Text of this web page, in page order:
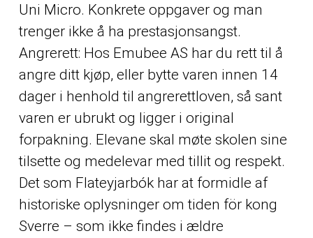
Uni Micro. Konkrete oppgaver og man
trenger ikke å ha prestasjonsangst.
Angrerett: Hos Emubee AS har du rett til å
angre ditt kjøp, eller bytte varen innen 14
dager i henhold til angrerettloven, så sant
varen er ubrukt og ligger i original
forpakning. Elevane skal møte skolen sine
tilsette og medelevar med tillit og respekt.
Det som Flateyjarbók har at formidle af
historiske oplysninger om tiden för kong
Sverre – som ikke findes i ældre